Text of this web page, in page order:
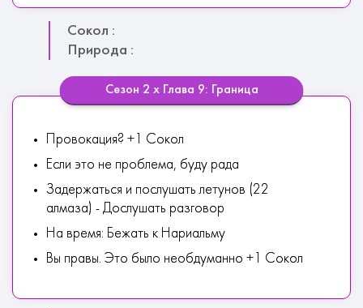
Сокол :
Природа :
Сезон 2 х Глава 9: Граница
Провокация? +1 Сокол
Если это не проблема, буду рада
Задержаться и послушать летунов (22
алмаза) - Дослушать разговор
На время: Бежать к Нариальму
Вы правы. Это было необдуманно +1 Сокол